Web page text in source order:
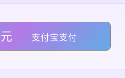
支付宝支付